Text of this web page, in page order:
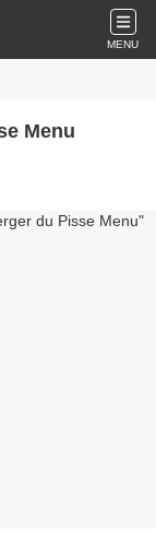
MENU
Menu